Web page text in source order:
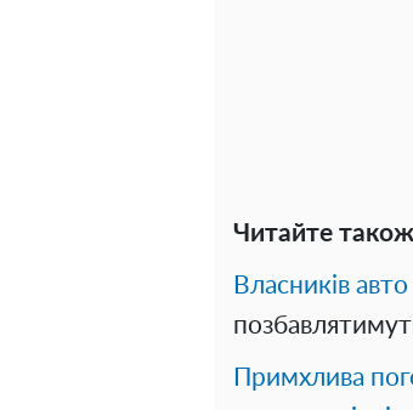
Читайте
Власників
Примхлива